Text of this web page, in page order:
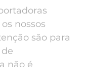
nossos
são para
não é